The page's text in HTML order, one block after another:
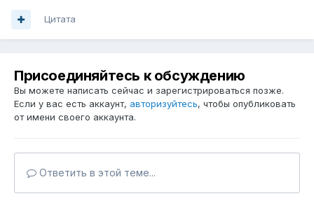
Цитата
Присоединяйтесь к обсуждению
Вы можете написать сейчас и зарегистрироваться позже.
Если у вас есть аккаунт, авторизуйтесь, чтобы опубликовать
от имени своего аккаунта.
Ответить в этой теме...